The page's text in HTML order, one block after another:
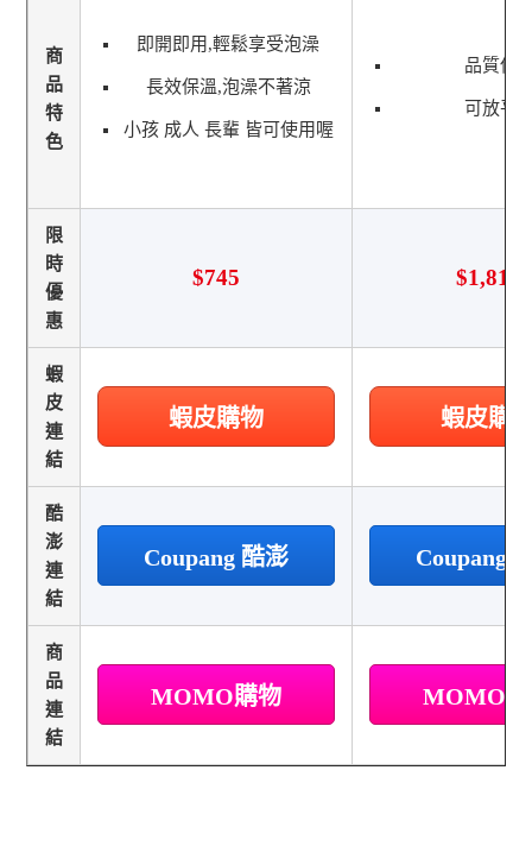
商
品
特
色
即開即用,輕鬆享受泡澡
長效保溫,泡澡不著涼
小孩 成人 長輩 皆可使用喔
品質保
可放平
限
時
優
惠
$745 $1,818
蝦
皮
連
結
蝦皮購物 蝦皮購
酷
澎
連
結
Coupang 酷澎 Coupang
商
品
連
結
MOMO購物 MOMO